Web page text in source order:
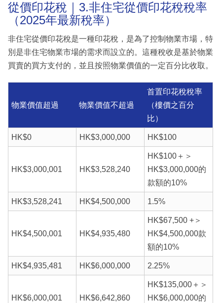
從價印花稅｜3.非住宅從價印花稅稅率
（2025年最新稅率）
非住宅從價印花稅是一種印花稅，是為了控制物業市場，特
別是非住宅物業市場的需求而設立的。這種稅收是基於物業
買賣的買方支付的，並且按照物業價值的一定百分比收取。
物業價值超過 物業價值不超過
首置印花稅稅率
（樓價之百分
比）
HK$0 HK$3,000,000 HK$100
HK$3,000,001 HK$3,528,240
HK$100＋＞
HK$3,000,000的
款額的10%
HK$3,528,241 HK$4,500,000 1.5%
HK$4,500,001 HK$4,935,480
HK$67,500 +＞
HK$4,500,000款
額的10%
HK$4,935,481 HK$6,000,000 2.25%
HK$6,000,001 HK$6,642,860
HK$135,000＋＞
HK$6,000,000的